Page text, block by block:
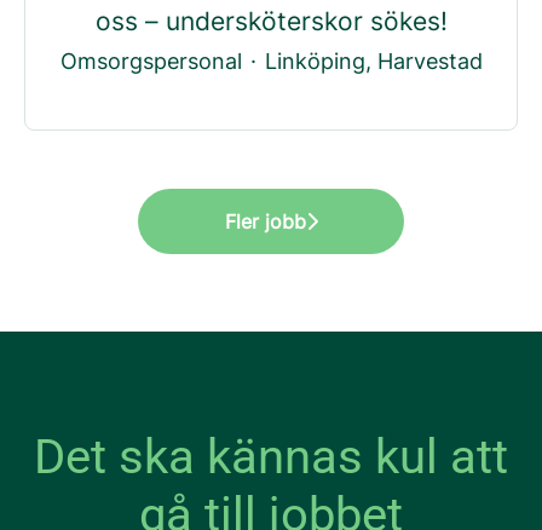
oss – undersköterskor sökes!
Omsorgspersonal · Linköping, Harvestad
Fler jobb
Det ska kännas kul att
gå till jobbet